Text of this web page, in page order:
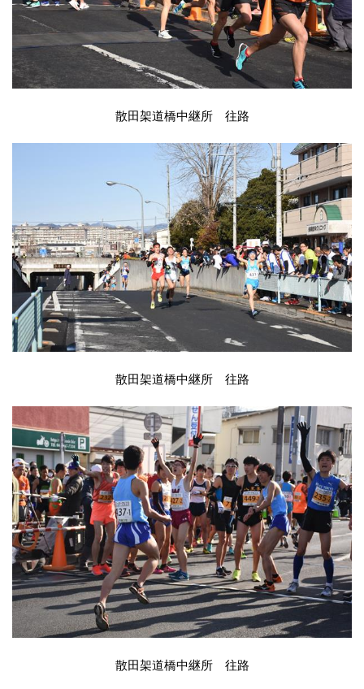
散田架道橋中継所 往路
散田架道橋中継所 往路
散田架道橋中継所 往路